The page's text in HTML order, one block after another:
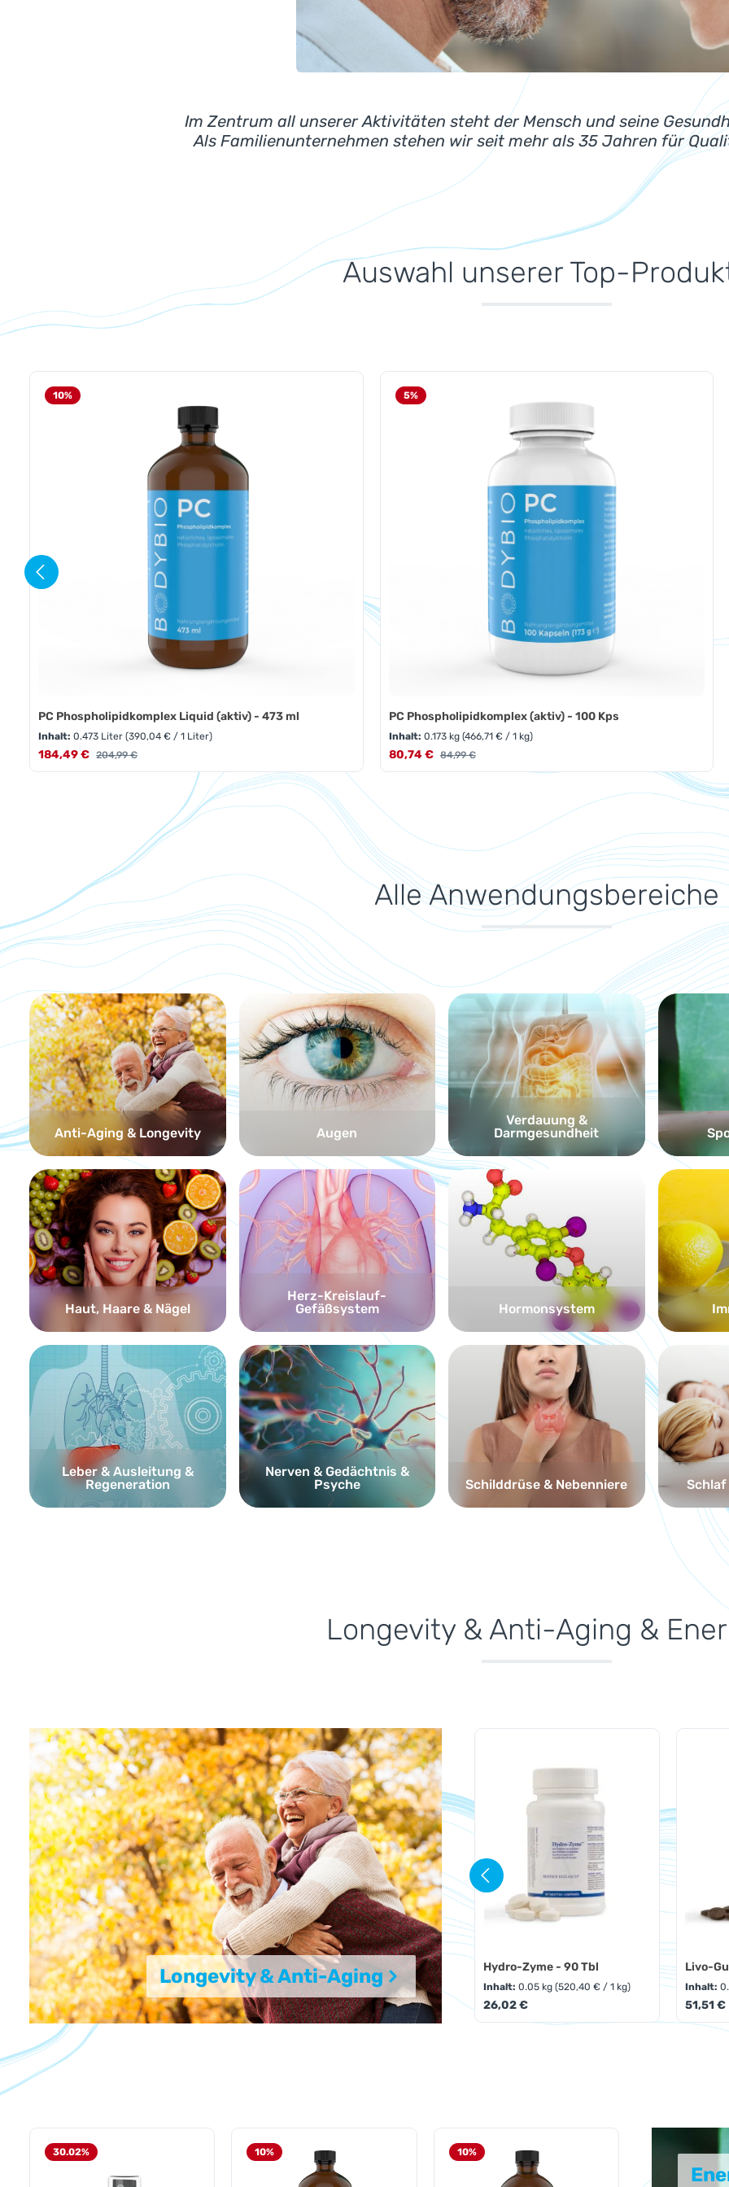
&gt; Schlaf &amp; Regeneration
> Schlaf & Regeneration
&gt; Frauen- &amp; Männergesundheit
Im Zentrum all unserer Aktivitäten steht der Mensch und seine
Als Familienunternehmen stehen wir seit mehr als 35 Jahren für
Auswahl unserer Top-
Produktgalerie überspringen
10%
PC Phospholipidkomplex Liquid (aktiv) - 473 ml
Inhalt:0.473 Liter(390,04 € / 1 Liter)
Verkaufspreis:
184,49 € Regulärer Preis:
204,99 €
Produkt Anzahl: Gib den gewünschten Wert ein oder benutze die
Pckg.
5%
PC Phospholipidkomplex (aktiv) - 100 Kps
Inhalt: 0.173 kg (466,71 € / 1 kg)
Verkaufspreis:
80,74 € Regulärer Preis:
84,99 €
Produkt Anzahl: Gib den
Pckg.
Alle Anwendungsbereiche
Kategoriegalerie überspringen
Anti-Aging & Longevity Augen
Verdauung &
Darmgesundheit
Haut, Haare & Nägel
Herz-Kreislauf-
Gefäßsystem
Hormonsystem
Leber & Ausleitung &
Regeneration
Nerven & Gedächtnis &
Psyche
Schilddrüse & Nebenniere Schlaf
Longevity & Anti-Aging &
Longevity & Anti-Aging
Longevity & Anti-Aging
Produktgalerie überspringen
Hydro-Zyme - 90 Tbl
Inhalt: 0.05 kg (520,40 € / 1 kg)
Regulärer Preis:
26,02 €
Produkt Anzahl: Gib den
Livo-
Inhalt:
51,51 €
Produktgalerie überspringen
30.02% 10% 10%